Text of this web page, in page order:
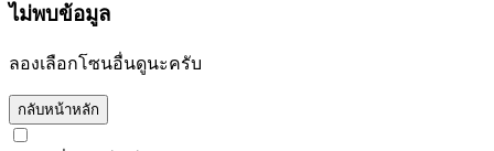
ไม่พบข้อมูล
ลองเลือกโซนอื่นดูนะครับ
กลับหน้าหลัก